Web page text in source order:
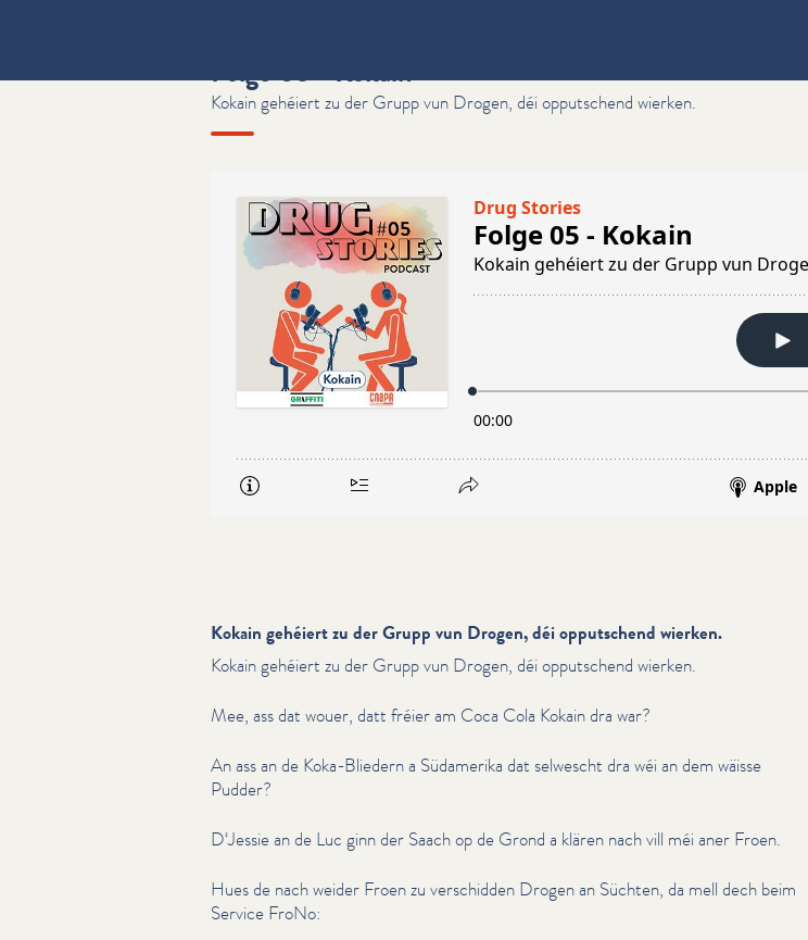
Folge 05 - Kokain
Kokain gehéiert zu der Grupp vun Drogen, déi opputschend wierken.
Kokain gehéiert zu der Grupp vun Drogen, déi opputschend wierken.
Kokain gehéiert zu der Grupp vun Drogen, déi opputschend wierken.
Mee, ass dat wouer, datt fréier am Coca Cola Kokain dra war?
An ass an de Koka-Bliedern a Südamerika dat selwescht dra wéi an dem wäisse
Pudder?
D‘Jessie an de Luc ginn der Saach op de Grond a klären nach vill méi aner Froen.
Hues de nach weider Froen zu verschidden Drogen an Süchten, da mell dech beim
Service FroNo: